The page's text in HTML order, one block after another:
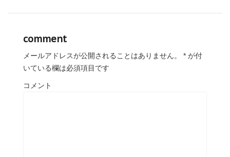
comment
メールアドレスが公開されることはありません。 * が付
いている欄は必須項目です
コメント